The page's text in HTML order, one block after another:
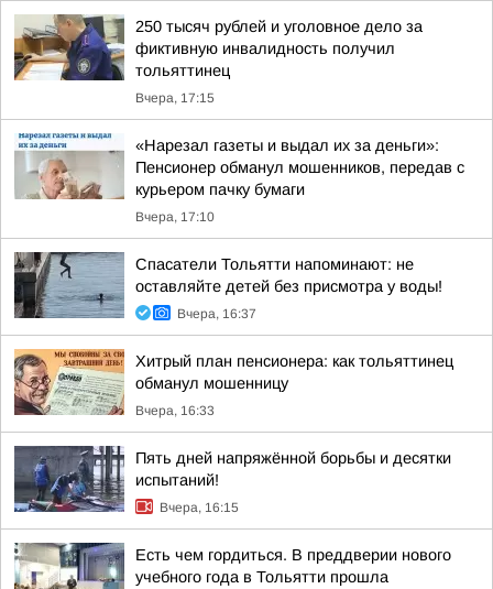
250 тысяч рублей и уголовное дело за
фиктивную инвалидность получил
тольяттинец
Вчера, 17:15
«Нарезал газеты и выдал их за деньги»:
Пенсионер обманул мошенников, передав с
курьером пачку бумаги
Вчера, 17:10
Спасатели Тольятти напоминают: не
оставляйте детей без присмотра у воды!
Вчера, 16:37
Хитрый план пенсионера: как тольяттинец
обманул мошенницу
Вчера, 16:33
Пять дней напряжённой борьбы и десятки
испытаний!
Вчера, 16:15
Есть чем гордиться. В преддверии нового
учебного года в Тольятти прошла